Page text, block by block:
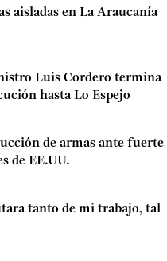
aisladas en La Araucanía
Luis Cordero termina
hasta Lo Espejo
de armas ante fuerte
de EE.UU.
tanto de mi trabajo, tal